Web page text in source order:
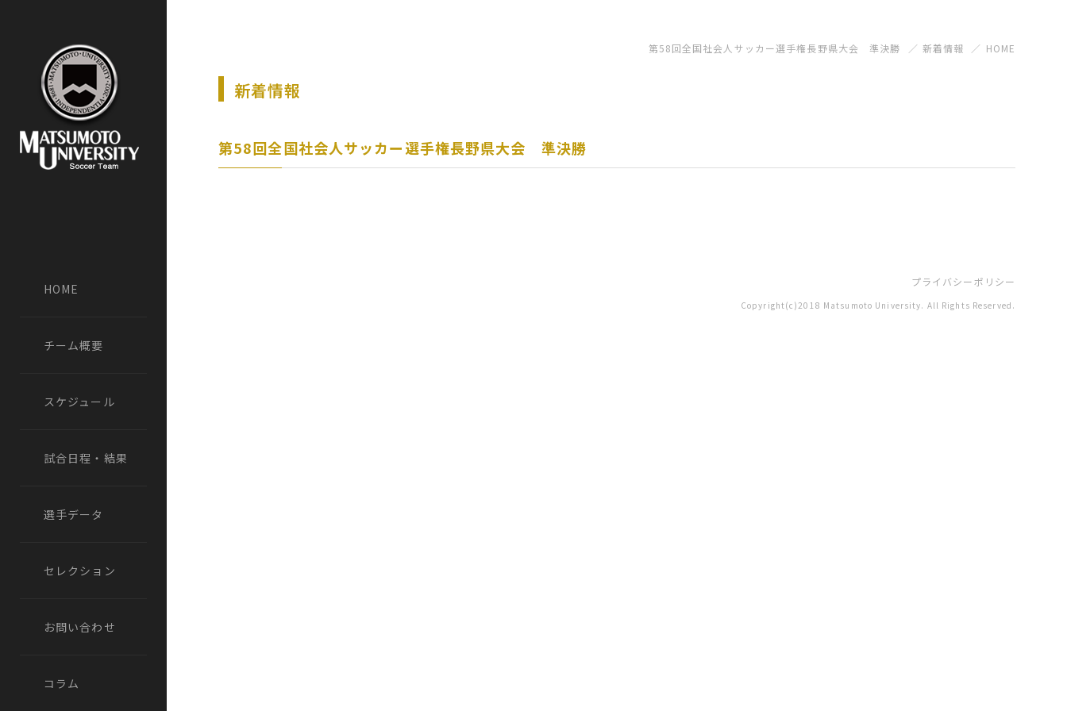
HOME
チーム概要
スケジュール
試合日程・結果
選手データ
セレクション
お問い合わせ
コラム
第58回全国社会人サッカー選手権長野県大会 準決勝 新着情報 HOME
新着情報
第58回全国社会人サッカー選手権長野県大会 準決勝
プライバシーポリシー
Copyright(c)2018 Matsumoto University. All Rights Reserved.